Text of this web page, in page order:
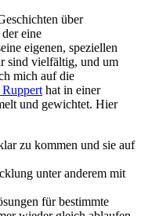
über
eine
eigenen, speziellen
sind vielfältig, und um
mich auf die
hat in einer
und gewichtet. Hier
zu kommen und sie auf
unter anderem mit
für bestimmte